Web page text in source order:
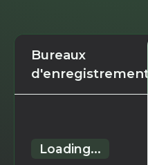
Bureaux
d'enregistrement
Loading...